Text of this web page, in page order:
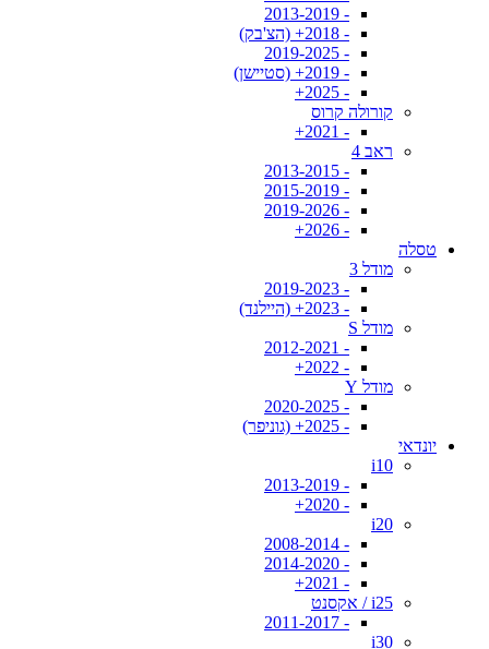
- 2013-2019
- 2018+ (הצ'בק)
- 2019-2025
- 2019+ (סטיישן)
- 2025+
קורולה קרוס
- 2021+
ראב 4
- 2013-2015
- 2015-2019
- 2019-2026
- 2026+
טסלה
מודל 3
- 2019-2023
- 2023+ (היילנד)
מודל S
- 2012-2021
- 2022+
מודל Y
- 2020-2025
- 2025+ (גוניפר)
יונדאי
i10
- 2013-2019
- 2020+
i20
- 2008-2014
- 2014-2020
- 2021+
i25 / אקסנט
- 2011-2017
i30